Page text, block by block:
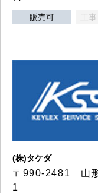
販売可 工
(株)タケダ
〒990-2481 山
1